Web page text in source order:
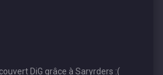
DiG grâce à Saryrders :(